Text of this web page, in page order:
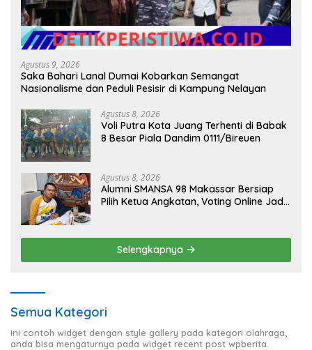
Agustus 9, 2026
Saka Bahari Lanal Dumai Kobarkan Semangat
Nasionalisme dan Peduli Pesisir di Kampung Nelayan
Agustus 8, 2026
Voli Putra Kota Juang Terhenti di Babak
8 Besar Piala Dandim 0111/Bireuen
Agustus 8, 2026
Alumni SMANSA 98 Makassar Bersiap
Pilih Ketua Angkatan, Voting Online Jadi
Selengkapnya
Semua Kategori
Ini contoh widget dengan style gallery pada kategori olahraga,
anda bisa mengaturnya pada widget recent post wpberita.